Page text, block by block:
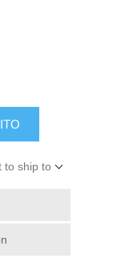
to ship to